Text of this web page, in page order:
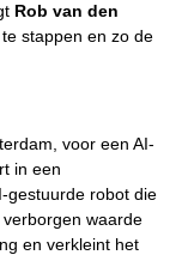
Rob van den
stappen en zo de
voor een AI-
in een
gestuurde robot die
waarde
en verkleint het